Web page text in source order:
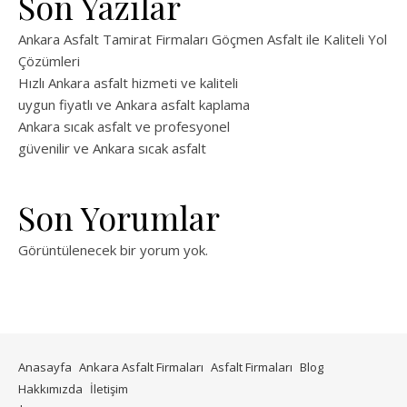
Ankara Asfalt Tamirat Firmaları Göçmen Asfalt ile Kaliteli Yol
Çözümleri
Hızlı Ankara asfalt hizmeti ve kaliteli
uygun fiyatlı ve Ankara asfalt kaplama
Ankara sıcak asfalt ve profesyonel
güvenilir ve Ankara sıcak asfalt
Son Yorumlar
Görüntülenecek bir yorum yok.
Anasayfa Ankara Asfalt Firmaları Asfalt Firmaları Blog
Hakkımızda İletişim